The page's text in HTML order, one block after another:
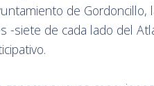
de Gordoncillo,
-siete de cada lado del